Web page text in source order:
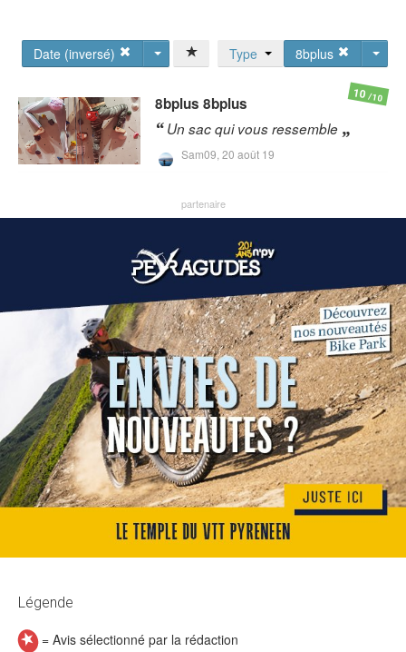
Date (inversé) 8bplus
Type
8bplus 8bplus
Un sac qui vous ressemble
Sam09, 20 août 19
10/10
Légende
= Avis sélectionné par la rédaction